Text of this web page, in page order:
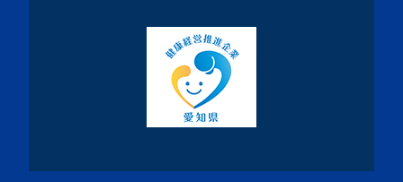
・2019年10月(10記事)
・2019年9月(7記事)
・2019年8月(10記事)